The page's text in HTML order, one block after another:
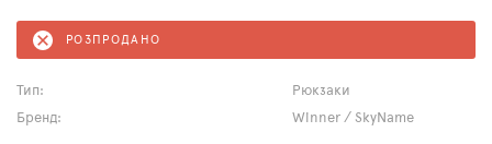
РОЗПРОДАНО
Тип:
Рюкзаки
Бренд:
Winner / SkyName